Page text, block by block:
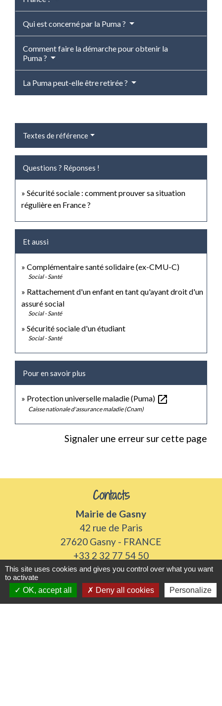
Qui est concerné par la Puma ?
Comment faire la démarche pour obtenir la
Puma ?
La Puma peut-elle être retirée ?
Textes de référence
Questions ? Réponses !
Sécurité sociale : comment prouver sa situation
régulière en France ?
Et aussi
Complémentaire santé solidaire (ex-CMU-C)
Social - Santé
Rattachement d'un enfant en tant qu'ayant droit d'un
assuré social
Social - Santé
Sécurité sociale d'un étudiant
Social - Santé
Pour en savoir plus
Protection universelle maladie (Puma) open_in_new
Caisse nationale d'assurance maladie (Cnam)
Signaler une erreur sur cette page
Contacts
Mairie de Gasny
42 rue de Paris
27620 Gasny - FRANCE
+33 2 32 77 54 50
Contact par formulaire
Horaires d'ouverture
This site uses cookies and gives you control over what you want
to activate
OK, accept all
Deny all cookies Personalize